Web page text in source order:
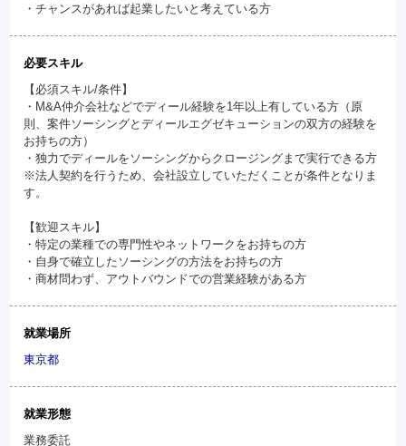
・チャンスがあれば起業したいと考えている方
必要スキル
【必須スキル/条件】
・M&A仲介会社などでディール経験を1年以上有している方（原
則、案件ソーシングとディールエグゼキューションの双方の経験を
お持ちの方）
・独力でディールをソーシングからクロージングまで実行できる方
※法人契約を行うため、会社設立していただくことが条件となりま
す。
【歓迎スキル】
・特定の業種での専門性やネットワークをお持ちの方
・自身で確立したソーシングの方法をお持ちの方
・商材問わず、アウトバウンドでの営業経験がある方
就業場所
東京都
就業形態
業務委託